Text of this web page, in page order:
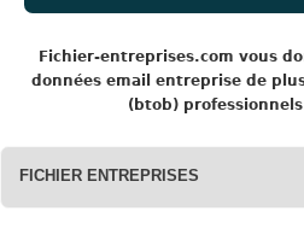
Fichier-entreprises.com vous
données email entreprise de
(btob)
FICHIER ENTREPRISES